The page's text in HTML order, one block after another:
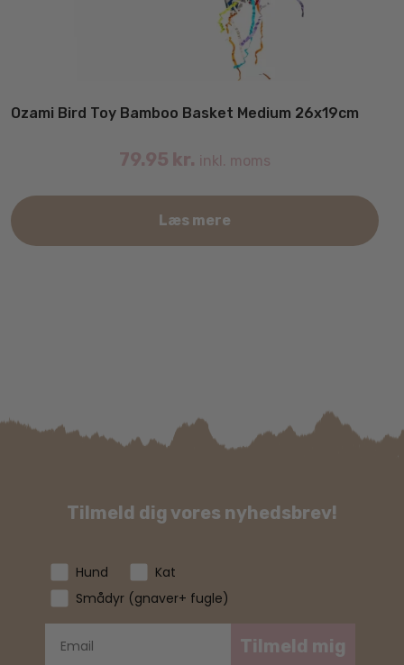
Ozami Bird Toy Bamboo Basket Medium 26x19cm
79.95 kr. inkl. moms
Læs mere
Tilmeld dig vores nyhedsbrev!
Hund
Kat
Smådyr (gnaver+ fugle)
Tilmeld mig